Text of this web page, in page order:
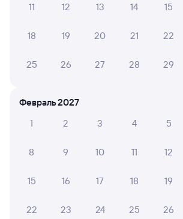
11 12 13 14 15
18 19 20 21 22
25 26 27 28 29
Февраль 2027
1
2 3 4 5
8 9 10 11 12
15 16 17 18 19
22 23 24 25 26